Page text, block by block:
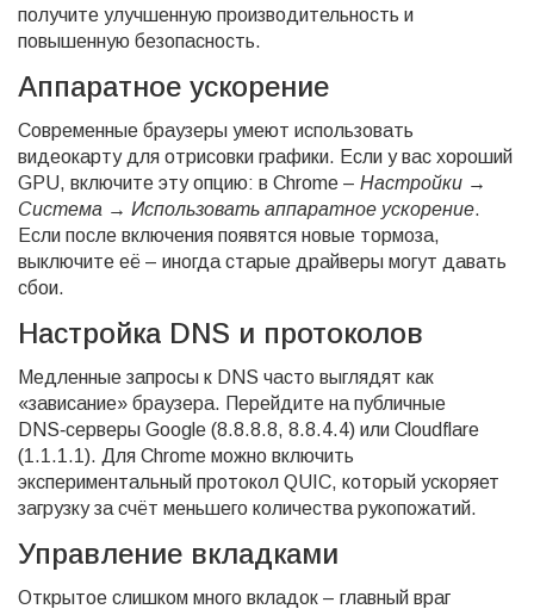
получите улучшенную производительность и
повышенную безопасность.
Аппаратное ускорение
Современные браузеры умеют использовать
видеокарту для отрисовки графики. Если у вас хороший
GPU, включите эту опцию: в Chrome – Настройки →
Система → Использовать аппаратное ускорение.
Если после включения появятся новые тормоза,
выключите её – иногда старые драйверы могут давать
сбои.
Настройка DNS и протоколов
Медленные запросы к DNS часто выглядят как
«зависание» браузера. Перейдите на публичные
DNS‑серверы Google (8.8.8.8, 8.8.4.4) или Cloudflare
(1.1.1.1). Для Chrome можно включить
экспериментальный протокол QUIC, который ускоряет
загрузку за счёт меньшего количества рукопожатий.
Управление вкладками
Открытое слишком много вкладок – главный враг